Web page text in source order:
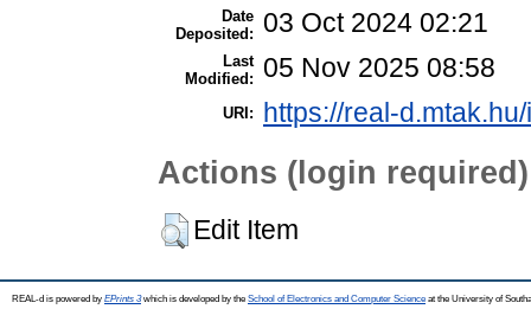
Date
Deposited:
03 Oct 2024 02:21
Last
Modified:
05 Nov 2025 08:58
URI: https://real-
Actions (login required)
Edit Item
REAL-d is powered by EPrints 3which is developed by the School of Electronics and Computer Science at the University of